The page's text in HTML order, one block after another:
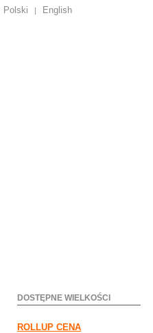
Polski | English
DOSTĘPNE WIELKOŚCI
ROLLUP CENA